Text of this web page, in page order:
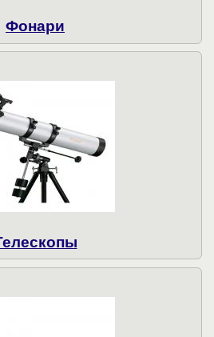
Фонари